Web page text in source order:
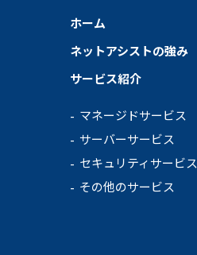
ホーム
ネットアシストの強み
サービス紹介
マネージドサービス
サーバーサービス
セキュリティサービス
その他のサービス